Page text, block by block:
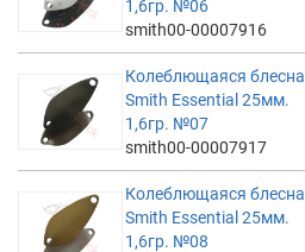
1,6гр. №06
smith00-00007916
Колеблющаяся блесна
Smith Essential 25мм.
1,6гр. №07
smith00-00007917
Колеблющаяся блесна
Smith Essential 25мм.
1,6гр. №08